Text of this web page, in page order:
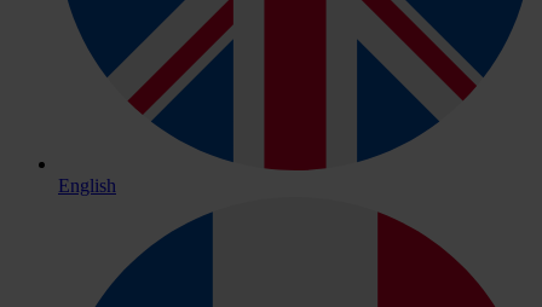
English